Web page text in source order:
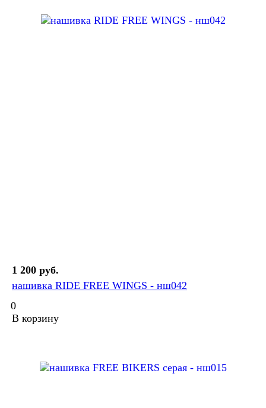
1 200 руб.
нашивка RIDE FREE WINGS - нш042
0
В корзину